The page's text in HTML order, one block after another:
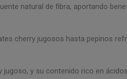
natural de fibra, aportando
cherry jugosos hasta pepinos
y su contenido rico en